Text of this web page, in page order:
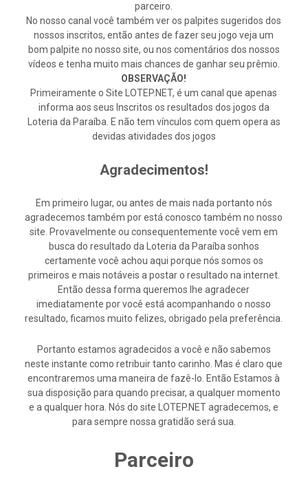
parceiro.
No nosso canal você também ver os palpites sugeridos dos
nossos inscritos, então antes de fazer seu jogo veja um
bom palpite no nosso site, ou nos comentários dos nossos
vídeos e tenha muito mais chances de ganhar seu prêmio.
OBSERVAÇÃO!
Primeiramente o Site LOTEP.NET, é um canal que apenas
informa aos seus Inscritos os resultados dos jogos da
Loteria da Paraíba. E não tem vínculos com quem opera as
devidas atividades dos jogos
Agradecimentos!
Em primeiro lugar, ou antes de mais nada portanto nós
agradecemos também por está conosco também no nosso
site. Provavelmente ou consequentemente você vem em
busca do resultado da Loteria da Paraíba sonhos
certamente você achou aqui porque nós somos os
primeiros e mais notáveis a postar o resultado na internet.
Então dessa forma queremos lhe agradecer
imediatamente por você está acompanhando o nosso
resultado, ficamos muito felizes, obrigado pela preferência.
Portanto estamos agradecidos a você e não sabemos
neste instante como retribuir tanto carinho. Mas é claro que
encontraremos uma maneira de fazê-lo. Então Estamos à
sua disposição para quando precisar, a qualquer momento
e a qualquer hora. Nós do site LOTEP.NET agradecemos, e
para sempre nossa gratidão será sua.
Parceiro